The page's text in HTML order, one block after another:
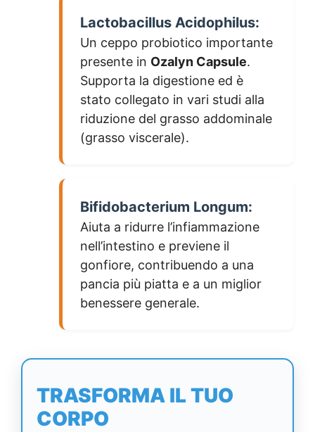
Lactobacillus Acidophilus:
Un ceppo probiotico importante
presente in Ozalyn Capsule.
Supporta la digestione ed è
stato collegato in vari studi alla
riduzione del grasso addominale
(grasso viscerale).
Bifidobacterium Longum:
Aiuta a ridurre l’infiammazione
nell’intestino e previene il
gonfiore, contribuendo a una
pancia più piatta e a un miglior
benessere generale.
TRASFORMA IL TUO
CORPO